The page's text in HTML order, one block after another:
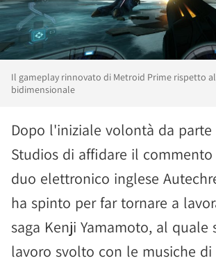
Il gameplay rinnovato di Metroid Prime rispetto
bidimensionale
Dopo l'iniziale volontà da parte
Studios di affidare il
duo elettronico inglese
ha spinto per far tornare a
saga Kenji Yamamoto, al quale
lavoro svolto con le musiche di